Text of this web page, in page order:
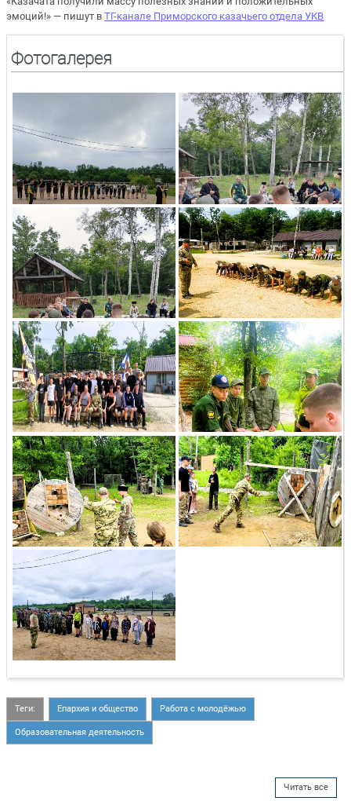
эмоций!» — пишут в ТГ-канале Приморского казачьего отдела УКВ
Фотогалерея
Теги: Епархия и общество Работа с молодёжью
Образовательная деятельность
Читать все